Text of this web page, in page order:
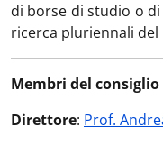
di borse di studio o
ricerca pluriennali
Membri del
Direttore: Prof.